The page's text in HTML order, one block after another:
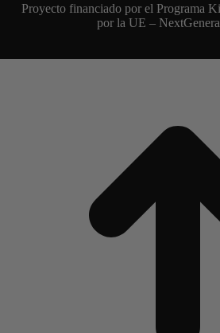
Proyecto financiado por el Programa
por la UE –